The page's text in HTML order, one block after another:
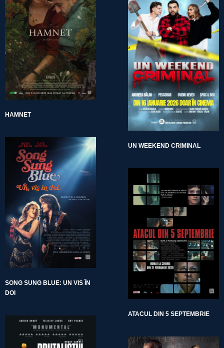
HAMNET
UN WEEKEND CRIMINAL
SONG SUNG BLUE: UN VIS ÎN
DOI
ATACUL DIN 5 SEPTEMBRIE